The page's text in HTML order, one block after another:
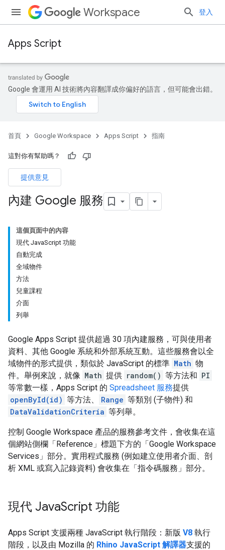
Workspace 登入
Apps Script
Google 會運用 AI 技術將內容翻譯成你偏好的語言，但可能會出錯。
首頁 Google Workspace Apps Script 指南
這對你有幫助嗎？
提供意見
內建 Google 服務
這個頁面中的內容
現代 JavaScript 功能
自動完成
全域物件
方法
兒童課程
介面
列舉
Google Apps Script 提供超過 30 項內建服務，可與使用者
資料、其他 Google 系統和外部系統互動。這些服務會以全
域物件的形式提供，類似於 JavaScript 的標準 Math 物
件。舉例來說，就像 Math 提供 random() 等方法和 PI
等常數一樣，Apps Script 的 Spreadsheet 服務提供
openById(id) 等方法、 Range 等類別 (子物件) 和
DataValidationCriteria 等列舉。
控制 Google Workspace 產品的服務參考文件，會收集在這
個網站側欄「Reference」標題下方的「Google Workspace
Services」部分。實用程式服務 (例如建立使用者介面、剖
析 XML 或寫入記錄資料) 會收集在「指令碼服務」部分。
現代 JavaScript 功能
Apps Script 支援兩種 JavaScript 執行階段：新版 V8 執行
階段，以及由 Mozilla 的 Rhino JavaScript 解譯器支援的